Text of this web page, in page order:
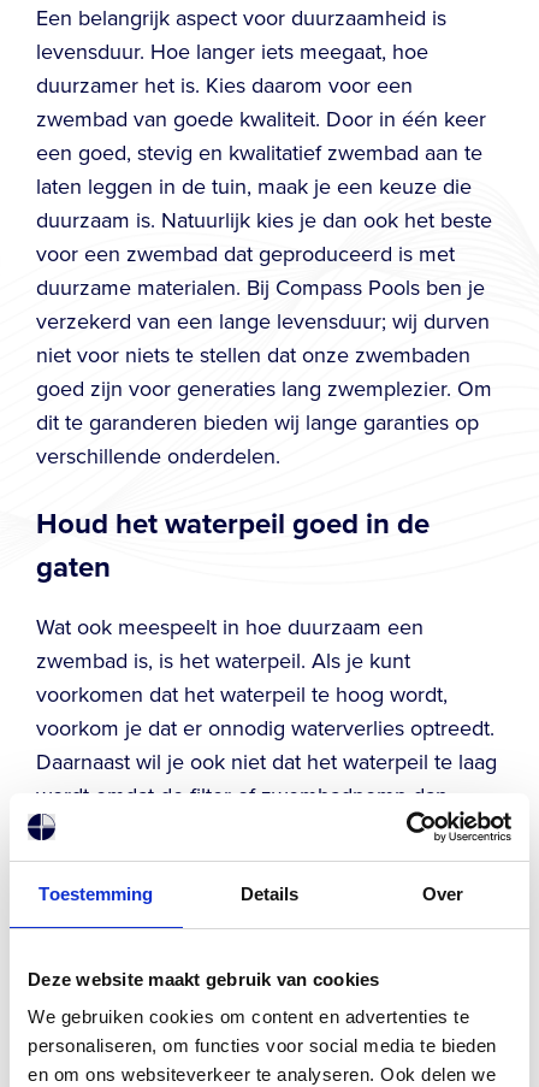
Toestemming Details Over
Deze website maakt gebruik van cookies
We gebruiken cookies om content en advertenties te
personaliseren, om functies voor social media te bieden
en om ons websiteverkeer te analyseren. Ook delen we
Een belangrijk aspect voor duurzaamheid is
levensduur. Hoe langer iets meegaat, hoe
duurzamer het is. Kies daarom voor een
zwembad van goede kwaliteit. Door in één keer
een goed, stevig en kwalitatief zwembad aan te
laten leggen in de tuin, maak je een keuze die
duurzaam is. Natuurlijk kies je dan ook het beste
voor een zwembad dat geproduceerd is met
duurzame materialen. Bij Compass Pools ben je
verzekerd van een lange levensduur; wij durven
niet voor niets te stellen dat onze zwembaden
goed zijn voor generaties lang zwemplezier. Om
dit te garanderen bieden wij lange garanties op
verschillende onderdelen.
Houd het waterpeil goed in de
gaten
Wat ook meespeelt in hoe duurzaam een
zwembad is, is het waterpeil. Als je kunt
voorkomen dat het waterpeil te hoog wordt,
voorkom je dat er onnodig waterverlies optreedt.
Daarnaast wil je ook niet dat het waterpeil te laag
wordt omdat de filter of zwembadpomp dan
harder moet werken en dus meer verbruikt. Door
regelmatig de waterstand te controleren en waar
nodig aan te passen, kun je verspilling
minimaliseren en efficiëntie maximaliseren wat
Duurzame zwembadverwarming